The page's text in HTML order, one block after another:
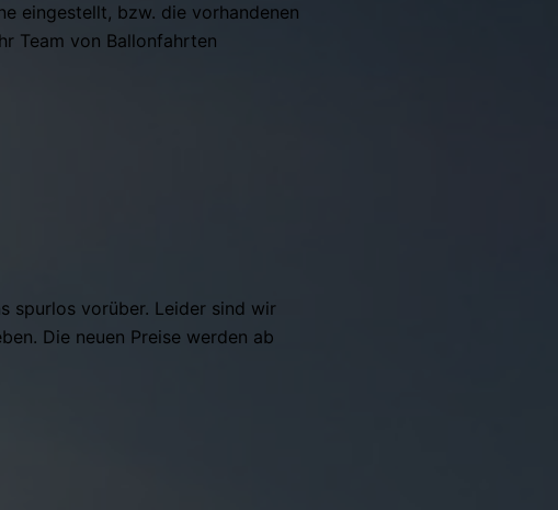
eingestellt, bzw. die vorhandenen
Team von Ballonfahrten
spurlos vorüber. Leider sind wir
Die neuen Preise werden ab